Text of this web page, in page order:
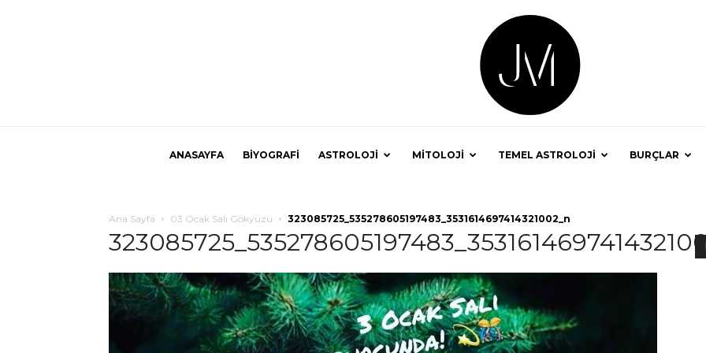
Jale
ANASAYFA BİYOGRAFİ ASTROLOJİ MİTOLOJİ TEMEL ASTROLOJİ BURÇLAR
Ana Sayfa 03 Ocak Salı Gökyüzü 323085725_535278605197483_3531614697414321002_n